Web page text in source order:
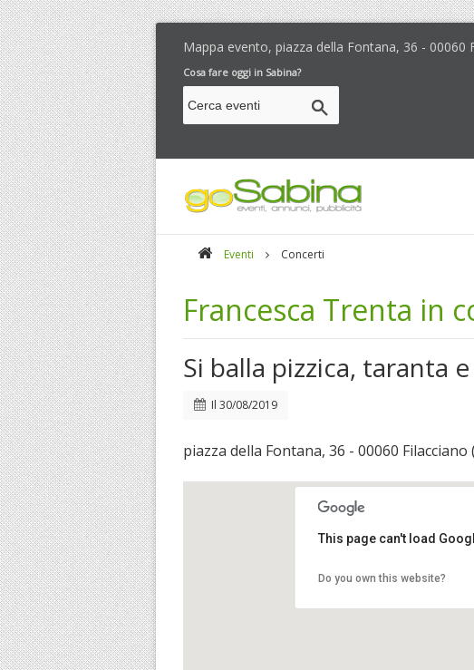
Mappa evento, piazza della Fontana, 36 - 00060
Cosa fare oggi in Sabina?
Eventi Concerti
Francesca Trenta in
Si balla pizzica, taranta
Il 30/08/2019
piazza della Fontana, 36 - 00060 Filacciano
This page can't load
Do you own this website?